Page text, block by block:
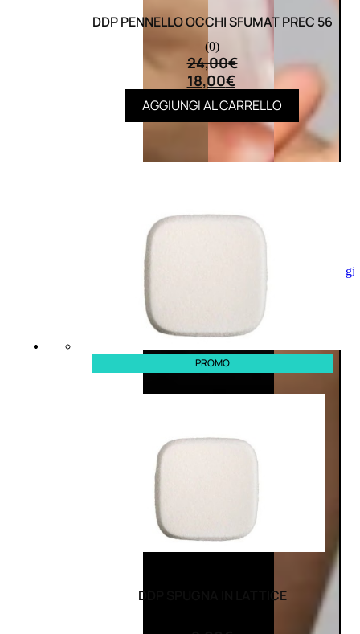
Aggiungi
DDP PENNELLO OCCHI SFUMAT PREC 56
(0)
24,00€
18,00€
AGGIUNGI AL CARRELLO
PROMO
DDP SPUGNA IN LATTICE